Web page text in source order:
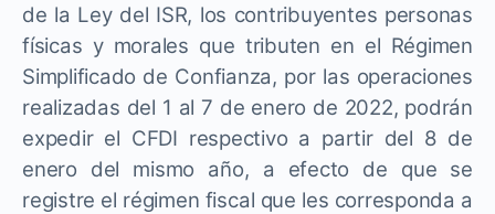
de la Ley del ISR, los contribuyentes personas
físicas y morales que tributen en el Régimen
Simplificado de Confianza, por las operaciones
realizadas del 1 al 7 de enero de 2022, podrán
expedir el CFDI respectivo a partir del 8 de
enero del mismo año, a efecto de que se
registre el régimen fiscal que les corresponda a